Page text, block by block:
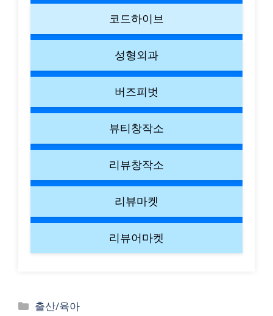
코드하이브
성형외과
버즈피벗
뷰티창작소
리뷰창작소
리뷰마켓
리뷰어마켓
Categories
출산/육아